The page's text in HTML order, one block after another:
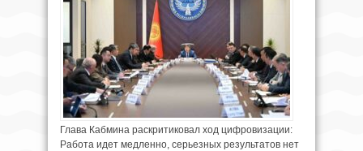
Глава Кабмина раскритиковал ход цифровизации:
Работа идет медленно, серьезных результатов нет